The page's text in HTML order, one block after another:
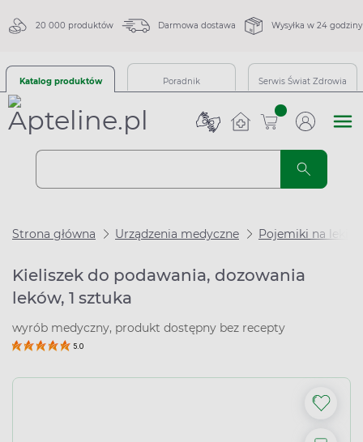
20 000 produktów Darmowa dostawa Wysyłka w 24 godziny
Katalog produktów Poradnik Serwis Świat Zdrowia
sztuk
Strona główna Urządzenia medyczne Pojemiki na leki
Kieliszek do podawania, dozowania
leków, 1 sztuka
wyrób medyczny, produkt dostępny bez recepty
5.0